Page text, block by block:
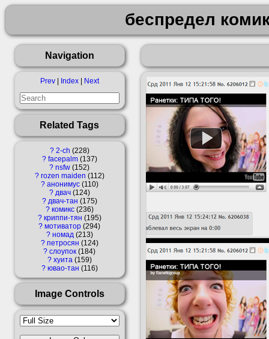
беспредел
Navigation
Prev Index Next
Related Tags
? 2-ch 228
? facepalm 137
? nsfw 152
? rozen maiden
112
? анонимус 110
? двач 124
? двач-тан
175
? комикс 236
? криппи-тян
195
? мотиватор 294
? номад 213
? петросян
124
? слоупок 184
? хуита 159
? ювао-тан 116
Image Controls